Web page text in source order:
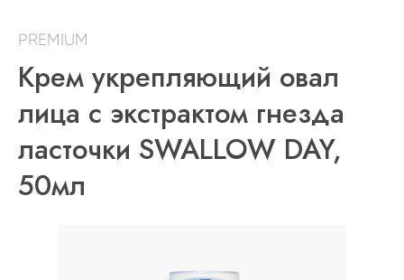
PREMIUM
Крем укрепляющий овал
лица с экстрактом гнезда
ласточки SWALLOW DAY,
50мл